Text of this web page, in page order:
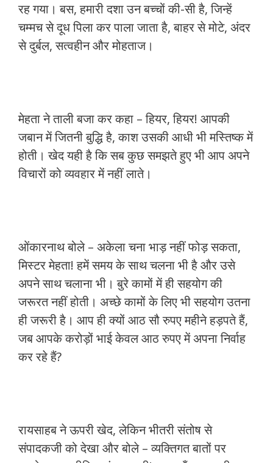
रह गया। बस, हमारी दशा उन बच्चों की-सी है, जिन्हें
चम्मच से दूध पिला कर पाला जाता है, बाहर से मोटे, अंदर
से दुर्बल, सत्वहीन और मोहताज।
मेहता ने ताली बजा कर कहा – हियर, हियर! आपकी
जबान में जितनी बुद्धि है, काश उसकी आधी भी मस्तिष्क में
होती। खेद यही है कि सब कुछ समझते हुए भी आप अपने
विचारों को व्यवहार में नहीं लाते।
ओंकारनाथ बोले – अकेला चना भाड़ नहीं फोड़ सकता,
मिस्टर मेहता! हमें समय के साथ चलना भी है और उसे
अपने साथ चलाना भी। बुरे कामों में ही सहयोग की
जरूरत नहीं होती। अच्छे कामों के लिए भी सहयोग उतना
ही जरूरी है। आप ही क्यों आठ सौ रुपए महीने हड़पते हैं,
जब आपके करोड़ों भाई केवल आठ रुपए में अपना निर्वाह
कर रहे हैं?
रायसाहब ने ऊपरी खेद, लेकिन भीतरी संतोष से
संपादकजी को देखा और बोले – व्यक्तिगत बातों पर